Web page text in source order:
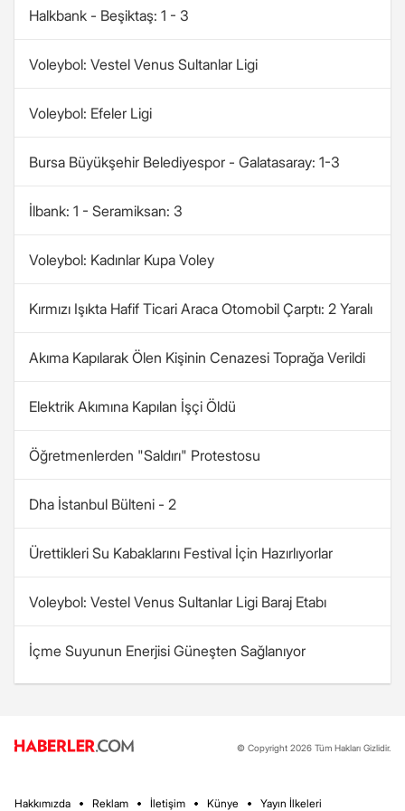
Halkbank - Beşiktaş: 1 - 3
Voleybol: Vestel Venus Sultanlar Ligi
Voleybol: Efeler Ligi
Bursa Büyükşehir Belediyespor - Galatasaray: 1-3
İlbank: 1 - Seramiksan: 3
Voleybol: Kadınlar Kupa Voley
Kırmızı Işıkta Hafif Ticari Araca Otomobil Çarptı: 2 Yaralı
Akıma Kapılarak Ölen Kişinin Cenazesi Toprağa Verildi
Elektrik Akımına Kapılan İşçi Öldü
Öğretmenlerden "Saldırı" Protestosu
Dha İstanbul Bülteni - 2
Ürettikleri Su Kabaklarını Festival İçin Hazırlıyorlar
Voleybol: Vestel Venus Sultanlar Ligi Baraj Etabı
İçme Suyunun Enerjisi Güneşten Sağlanıyor
© Copyright 2026 Tüm Hakları Gizlidir.
Hakkımızda Reklam İletişim Künye Yayın İlkeleri